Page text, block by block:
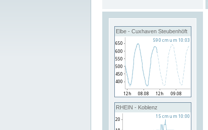
Elbe - Cuxhaven Steubenhöft
RHEIN - Koblenz